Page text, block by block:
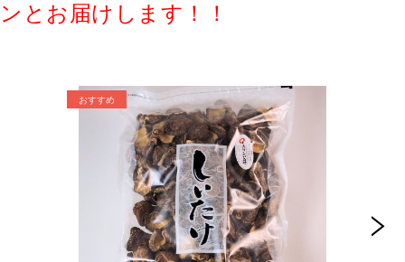
ンとお届けします！！